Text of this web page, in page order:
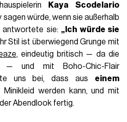
Kaya Scodelario
würde, wenn sie außerhalb
antwortete sie: „Ich würde sie
Stil ist überwiegend Grunge mit
, eindeutig britisch — da die
und mit Boho-Chic-Flair
uns bei, dass aus einem
Minikleid werden kann, und mit
Abendlook fertig.